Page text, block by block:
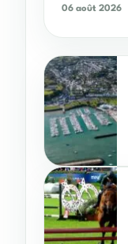
06 août 2026